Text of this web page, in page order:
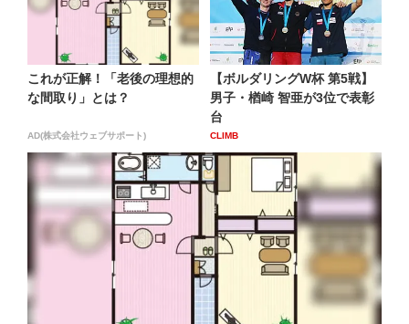
これが正解！「老後の理想的
な間取り」とは？
AD(株式会社ウェブサポート)
【ボルダリングW杯 第5戦】
男子・楢崎 智亜が3位で表彰
台
CLIMB